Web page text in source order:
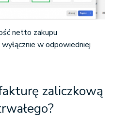
netto zakupu
w odpowiedniej
zaliczkową